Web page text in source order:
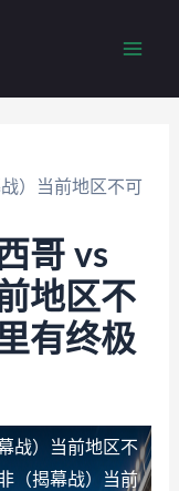
）当前地区不可
哥 vs
地区不
有终极
战）当前地区不
（揭幕战）当前